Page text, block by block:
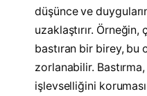
düşünce ve
uzaklaştırır. Örneğin,
bastıran bir birey, bu
zorlanabilir.
işlevselliğini